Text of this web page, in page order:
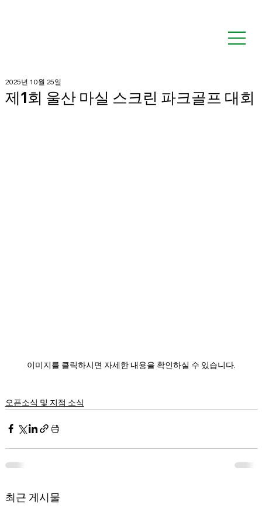
제1회 울산 마실 스크린 파크골프 대회
2025년 10월 25일
이미지를 클릭하시면 자세한 내용을 확인하실 수 있습니다.
오픈소식 및 지점 소식
최근 게시물